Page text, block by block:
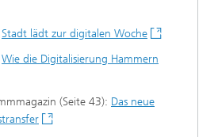
Stadt lädt zur digitalen Woche
Wie die Digitalisierung Hammern
(Seite 43): Das neue